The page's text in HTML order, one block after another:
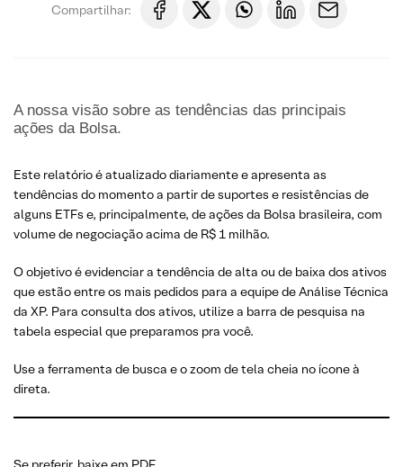
Compartilhar:
A nossa visão sobre as tendências das principais
ações da Bolsa.
Este relatório é atualizado diariamente e apresenta as
tendências do momento a partir de suportes e resistências de
alguns ETFs e, principalmente, de ações da Bolsa brasileira, com
volume de negociação acima de R$ 1 milhão.
O objetivo é evidenciar a tendência de alta ou de baixa dos ativos
que estão entre os mais pedidos para a equipe de Análise Técnica
da XP. Para consulta dos ativos, utilize a barra de pesquisa na
tabela especial que preparamos pra você.
Use a ferramenta de busca e o zoom de tela cheia no ícone à
direta.